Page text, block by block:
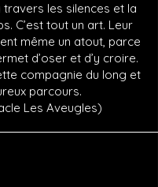
travers les silences et la
C’est tout un art. Leur
même un atout, parce
d’oser et d’y croire.
compagnie du long et
parcours.
Les Aveugles)